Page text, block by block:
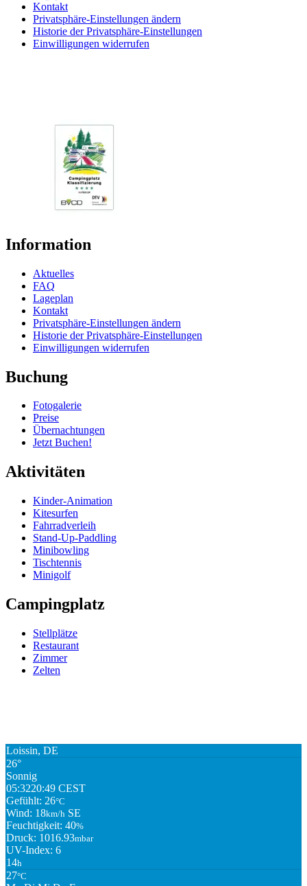
Kontakt
Privatsphäre-Einstellungen ändern
Historie der Privatsphäre-Einstellungen
Einwilligungen widerrufen
Information
Aktuelles
FAQ
Lageplan
Kontakt
Privatsphäre-Einstellungen ändern
Historie der Privatsphäre-Einstellungen
Einwilligungen widerrufen
Buchung
Fotogalerie
Preise
Übernachtungen
Jetzt Buchen!
Aktivitäten
Kinder-Animation
Kitesurfen
Fahrradverleih
Stand-Up-Paddling
Minibowling
Tischtennis
Minigolf
Campingplatz
Stellplätze
Restaurant
Zimmer
Zelten
Loissin, DE
26°
Sonnig
05:3220:49 CEST
Gefühlt: 26°C
Wind: 18km/h SE
Feuchtigkeit: 40%
Druck: 1016.93mbar
UV-Index: 6
14h
27°C